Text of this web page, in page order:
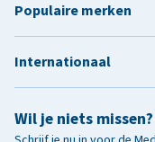
Wil je niets missen?
Populaire merken
Internationaal